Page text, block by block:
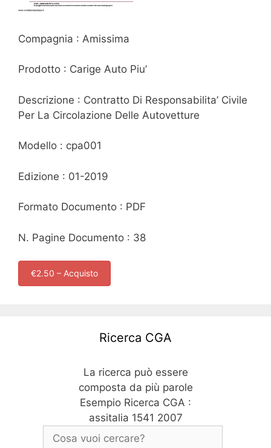
Compagnia : Amissima
Prodotto : Carige Auto Piu’
Descrizione : Contratto Di Responsabilita’ Civile
Per La Circolazione Delle Autovetture
Modello : cpa001
Edizione : 01-2019
Formato Documento : PDF
N. Pagine Documento : 38
€2.50 – Acquisto
Ricerca CGA
La ricerca può essere
composta da più parole
Esempio Ricerca CGA :
assitalia 1541 2007